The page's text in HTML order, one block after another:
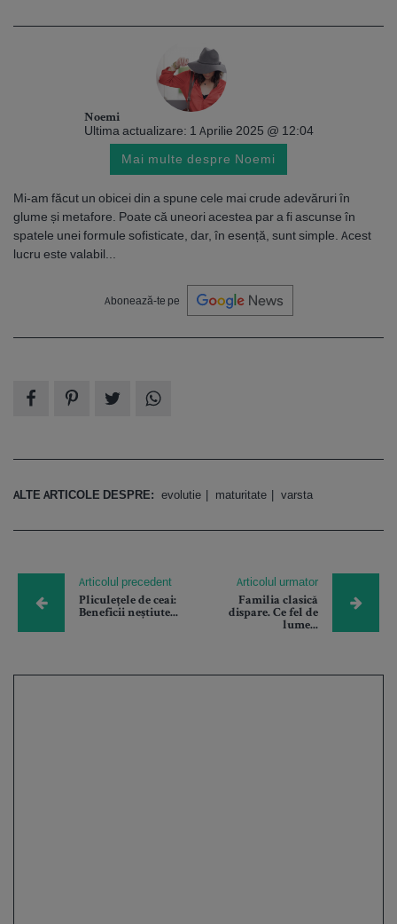
Noemi
Ultima actualizare: 1 Aprilie 2025 @ 12:04
Mai multe despre Noemi
Mi-am făcut un obicei din a spune cele mai crude adevăruri în
glume și metafore. Poate că uneori acestea par a fi ascunse în
spatele unei formule sofisticate, dar, în esență, sunt simple. Acest
lucru este valabil...
Abonează-te pe
ALTE ARTICOLE DESPRE: evolutie maturitate varsta
Articolul precedent
Pliculețele de ceai:
Beneficii neștiute...
Articolul urmator
Familia clasică
dispare. Ce fel de
lume...